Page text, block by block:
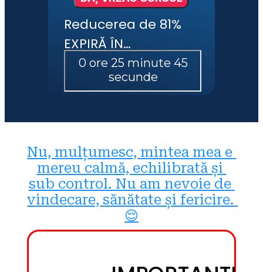
Reducerea de 81%
EXPIRĂ ÎN…
Nu, mulțumesc, mintea mea e
mereu calmă, echilibrată și
sub control. Nu am nevoie de
vindecare, sănătate și fericire.
😌